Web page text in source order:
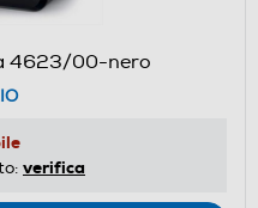
4623/00-nero
verifica